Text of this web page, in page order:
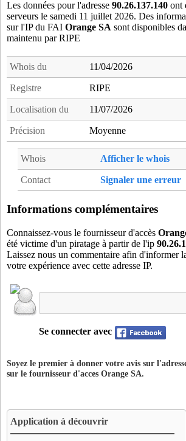
21650URC- Urcy (16 km)
21657VA1 - Varois-et-Chaignot (7 km)
21716VOU
- Vougeot (17 km)
Les données pour l'adresse 90.26.137.140 ont
serveurs le samedi 11 juillet 2026. Des
sur l'IP du FAI Orange SA sont disponibles
maintenu par RIPE
Whois du 11/04/2026
Registre RIPE
Localisation du 11/07/2026
Précision Moyenne
Whois Afficher le whois
Contact Signaler une erreur
Informations complémentaires
Connaissez-vous le fournisseur d'accès
été victime d'un piratage à partir de l'ip
Laissez nous un commentaire afin d'informer
votre expérience avec cette adresse IP.
Se connecter avec
Soyez le premier à donner votre avis sur
sur le fournisseur d'acces Orange SA.
Application à découvrir